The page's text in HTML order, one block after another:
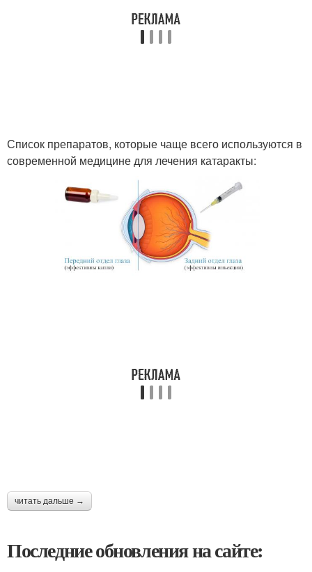
Список препаратов, которые чаще всего используются в
современной медицине для лечения катаракты:
читать дальше →
Последние обновления на сайте: